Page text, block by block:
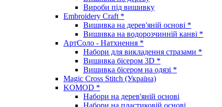
Вироби під вишивку
Embroidery Craft *
Вишивка на дерев'яній основі *
Вишивка на водорозчинній канві *
АртСоло - Натхнення *
Набори для викладення стразами *
Вишивка бісером 3D *
Вишивка бісером на одязі *
Magic Cross Stitch (Україна)
KOMOD *
Набори на дерев'яній основі
Набори на пластиковій основі